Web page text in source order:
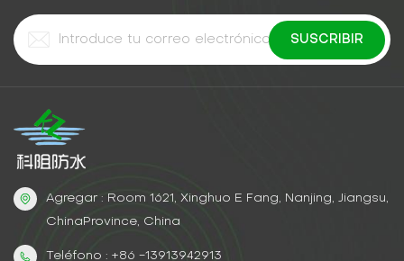
Agregar : Room 1621, Xinghuo E Fang, Nanjing, Jiangsu,
ChinaProvince, China
Teléfono : +86 -13913942913